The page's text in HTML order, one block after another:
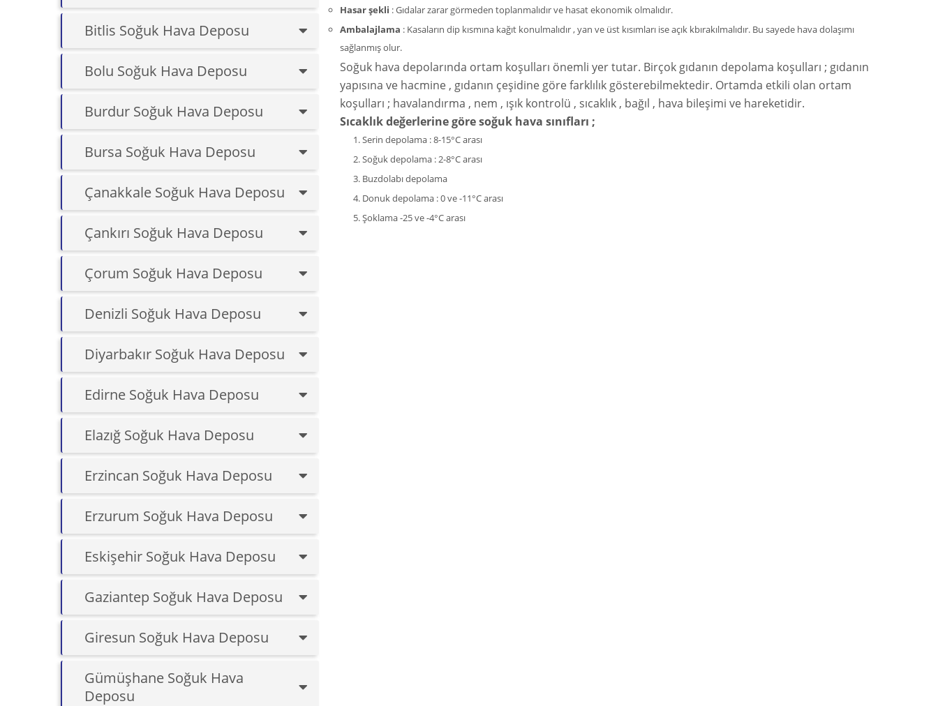
Bitlis Soğuk Hava Deposu
Bolu Soğuk Hava Deposu
Burdur Soğuk Hava Deposu
Bursa Soğuk Hava Deposu
Çanakkale Soğuk Hava Deposu
Çankırı Soğuk Hava Deposu
Çorum Soğuk Hava Deposu
Denizli Soğuk Hava Deposu
Diyarbakır Soğuk Hava Deposu
Edirne Soğuk Hava Deposu
Elazığ Soğuk Hava Deposu
Erzincan Soğuk Hava Deposu
Erzurum Soğuk Hava Deposu
Eskişehir Soğuk Hava Deposu
Gaziantep Soğuk Hava Deposu
Giresun Soğuk Hava Deposu
Gümüşhane Soğuk Hava
Deposu
Hasar şekli : Gıdalar zarar görmeden toplanmalıdır ve hasat ekonomik olmalıdır.
Ambalajlama : Kasaların dip kısmına kağıt konulmalıdır , yan ve üst kısımları ise açık kbırakılmalıdır. Bu sayede hava dolaşımı
sağlanmış olur.
Soğuk hava depolarında ortam koşulları önemli yer tutar. Birçok gıdanın depolama koşulları ; gıdanın
yapısına ve hacmine , gıdanın çeşidine göre farklılık gösterebilmektedir. Ortamda etkili olan ortam
koşulları ; havalandırma , nem , ışık kontrolü , sıcaklık , bağıl , hava bileşimi ve hareketidir.
Sıcaklık değerlerine göre soğuk hava sınıfları ;
Serin depolama : 8-15°C arası
Soğuk depolama : 2-8°C arası
Buzdolabı depolama
Donuk depolama : 0 ve -11°C arası
Şoklama -25 ve -4°C arası